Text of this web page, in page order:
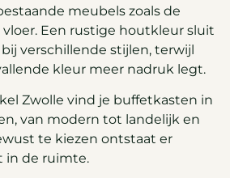
meubels zoals de
Een rustige houtkleur sluit
verschillende stijlen, terwijl
kleur meer nadruk legt.
Zwolle vind je buffetkasten in
van modern tot landelijk en
te kiezen ontstaat er
in de ruimte.